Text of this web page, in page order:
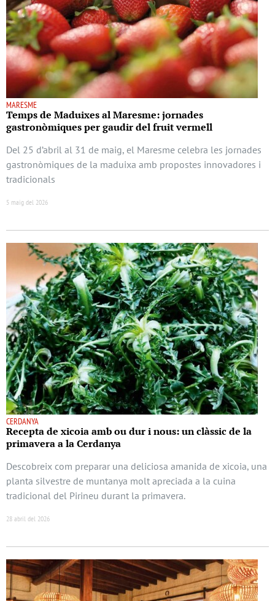
MARESME
Temps de Maduixes al Maresme: jornades
gastronòmiques per gaudir del fruit vermell
Del 25 d’abril al 31 de maig, el Maresme celebra les jornades
gastronòmiques de la maduixa amb propostes innovadores i
tradicionals
5 maig del 2026
CERDANYA
Recepta de xicoia amb ou dur i nous: un clàssic de la
primavera a la Cerdanya
Descobreix com preparar una deliciosa amanida de xicoia, una
planta silvestre de muntanya molt apreciada a la cuina
tradicional del Pirineu durant la primavera.
28 abril del 2026